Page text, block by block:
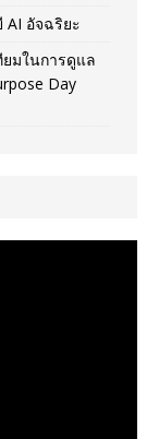
AI อัจฉริยะ
ยมในการดูแล
Day